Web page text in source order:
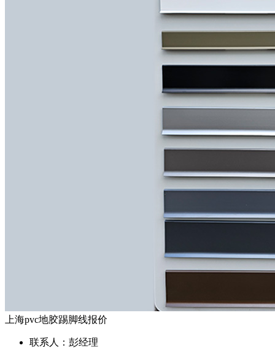
上海pvc地胶踢脚线报价
联系人： 彭经理